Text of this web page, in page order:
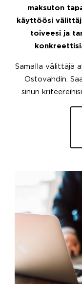
maksuton
käyttöösi
toiveesi ja
Samalla välittäjä
Ostovahdin.
sinun